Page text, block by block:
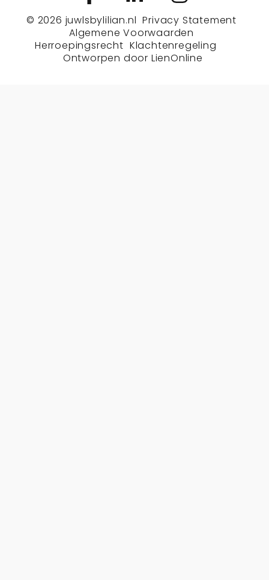
© 2026 juwlsbylilian.nl Privacy Statement
Algemene Voorwaarden
Herroepingsrecht Klachtenregeling
Ontworpen door LienOnline